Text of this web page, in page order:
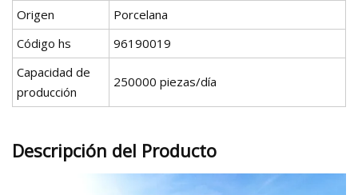
Origen
Porcelana
Código hs
96190019
Capacidad de
producción
250000 piezas/día
Descripción del Producto